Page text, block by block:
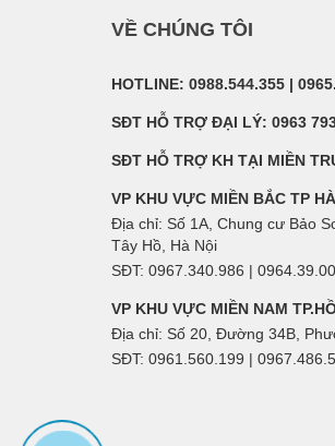
VỀ CHÚNG TÔI
HOTLINE: 0988.544.355 |
SĐT HỖ TRỢ ĐẠI LÝ: 0963
SĐT HỖ TRỢ KH TẠI MIỀN
VP KHU VỰC MIỀN BẮC TP
Địa chỉ: Số 1A, Chung cư Bảo
Tây Hồ, Hà Nội
SĐT: 0967.340.986 |
VP KHU VỰC MIỀN NAM
Địa chỉ: Số 20, Đường 34B,
SĐT: 0961.560.199 |